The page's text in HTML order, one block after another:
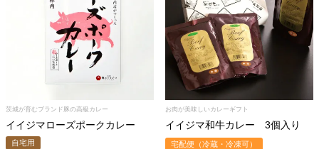
茨城が育むブランド豚の高級カレー
イイジマローズポークカレー
自宅用
お肉が美味しいカレーギフト
イイジマ和牛カレー 3個入り
宅配便（冷蔵・冷凍可）